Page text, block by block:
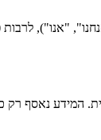
המידע נאסף